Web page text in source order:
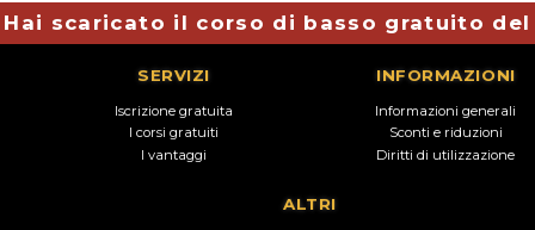
Hai scaricato il corso di basso gratuito del
SERVIZI
Iscrizione gratuita
I corsi gratuiti
I vantaggi
INFORMAZIONI
Informazioni generali
Sconti e riduzioni
Diritti di utilizzazione
ALTRI